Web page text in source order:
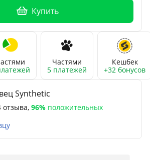
Купить
Частями
5 платежей
Кешбек
+32 бонусов
Synthetic
отзыва, 96% положительных